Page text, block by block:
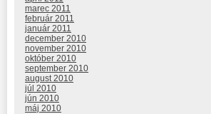
marec 2011
február 2011
január 2011
december 2010
november 2010
október 2010
september 2010
august 2010
júl 2010
jún 2010
máj 2010